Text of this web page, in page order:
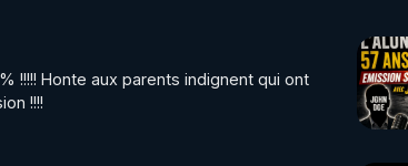
!!!!! Honte aux parents indignent qui ont
!!!!